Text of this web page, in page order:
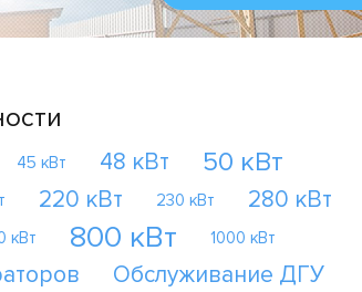
45 кВт 48 кВт 50 кВт
220 кВт 230 кВт 280 кВт
кВт 800 кВт 1000 кВт
Обслуживание ДГУ